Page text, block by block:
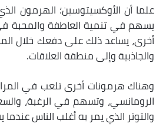
علما أن الأوكسيتوسين؛ الهرمون
يسهم في تنمية العاطفة والمحبة في
أخرى، يساعد ذلك على دفعك خلال
والجاذبية وإلى منطقة العلاقات.
وهناك هرمونات أخرى تلعب في
الرومانسي، وتسهم في الرغبة،
والتوتر الذي يمر به أغلب الناس